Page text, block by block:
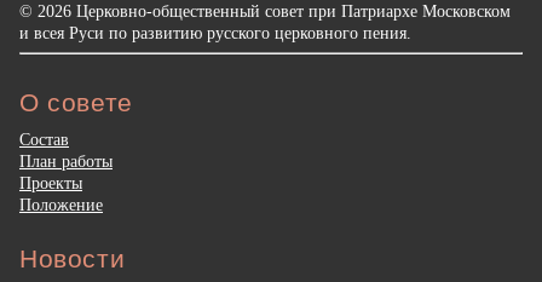
© 2026 Церковно-общественный совет при Патриархе Московском
и всея Руси по развитию русского церковного пения.
О совете
Состав
План работы
Проекты
Положение
Новости